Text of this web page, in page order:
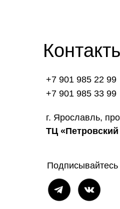
+7 901 985 22 99
г. Ярославль,
ТЦ
Подписывайтесь
+7 901 985 33 99